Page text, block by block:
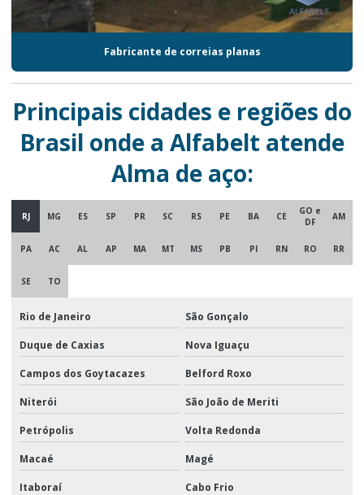
Fabricante de correias planas
Principais cidades e regiões do
Brasil onde a Alfabelt atende
Alma de aço:
RJ MG ES SP PR SC RS PE BA CE
GO e
DF
AM
PA AC AL AP MA MT MS PB PI RN RO RR
SE TO
Rio de Janeiro São Gonçalo
Duque de Caxias Nova Iguaçu
Campos dos Goytacazes Belford Roxo
Niterói São João de Meriti
Petrópolis Volta Redonda
Macaé Magé
Itaboraí Cabo Frio